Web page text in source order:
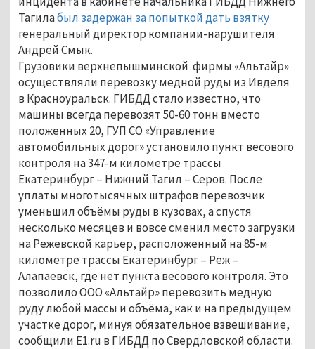
Тагилабыл задержан за попыткой дать взятку
генеральный директор компании-нарушителя
Андрей Смык.
Грузовики верхнепышминской фирмы «Альтайр»
осуществляли перевозку медной руды из Ивделя
в Красноуральск. ГИБДД стало известно, что
машины всегда перевозят 50-60 тонн вместо
положенных 20, ГУП СО «Управление
автомобильных дорог» установило пункт весового
контроля на 347-м километре трассы
Екатеринбург – Нижний Тагил – Серов. После
уплаты многотысячных штрафов перевозчик
уменьшил объёмы руды в кузовах, а спустя
несколько месяцев и вовсе сменил место загрузки
на Режевской карьер, расположенный на 85-м
километре трассы Екатеринбург – Реж –
Алапаевск, где нет пункта весового контроля. Это
позволило ООО «Альтайр» перевозить медную
руду любой массы и объёма, как и на предыдущем
участке дорог, минуя обязательное взвешивание,
сообщили E1.ru в ГИБДД по Свердловской области.